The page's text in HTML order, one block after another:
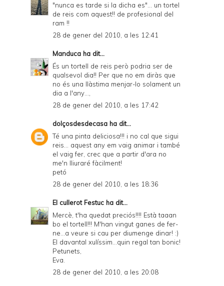
"nunca es tarde si la dicha es"... un tortel
de reis com aquest!! de profesional del
ram !!
28 de gener del 2010, a les 12:41
Manduca ha dit...
És un tortell de reis però podria ser de
qualsevol dia!! Per que no em diràs que
no és una llàstima menjar-lo solament un
dia a l'any...,
28 de gener del 2010, a les 17:42
dolçosdesdecasa ha dit...
Té una pinta deliciosa!!! i no cal que sigui
reis... aquest any em vaig animar i també
el vaig fer, crec que a partir d'ara no
me'n lliuraré fàcilment!
petó
28 de gener del 2010, a les 18:36
El cullerot Festuc ha dit...
Mercè, t'ha quedat preciós!!!! Està taaan
bo el tortell!!! M'han vingut ganes de fer-
ne...a veure si cau per diumenge dinar! :)
El davantal xulíssim...quin regal tan bonic!
Petunets,
Eva.
28 de gener del 2010, a les 20:08